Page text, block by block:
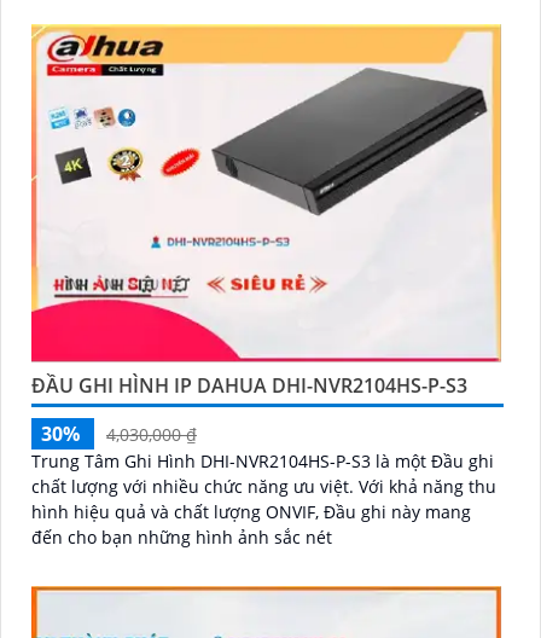
ĐẦU GHI HÌNH IP DAHUA DHI-NVR2104HS-P-S3
30%
4,030,000 ₫
Trung Tâm Ghi Hình DHI-NVR2104HS-P-S3 là một Đầu ghi
chất lượng với nhiều chức năng ưu việt. Với khả năng thu
hình hiệu quả và chất lượng ONVIF, Đầu ghi này mang
đến cho bạn những hình ảnh sắc nét